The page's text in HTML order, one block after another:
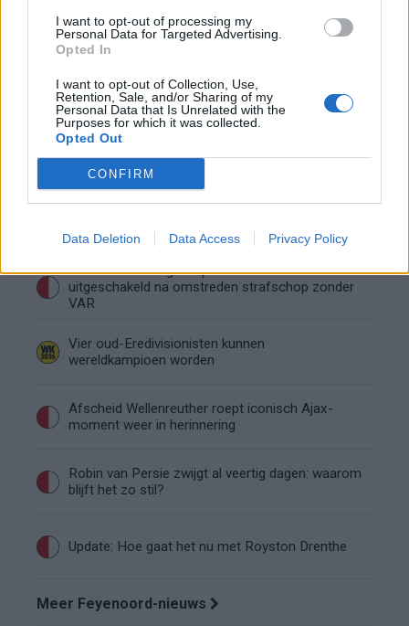
I want to opt-out of processing my
Personal Data for Targeted Advertising.
Opted In
I want to opt-out of Collection, Use,
Retention, Sale, and/or Sharing of my
Personal Data that Is Unrelated with the
Purposes for which it was collected.
Opted Out
CONFIRM
Data Deletion Data Access Privacy Policy
Been blikt terug op historische afstraffing: "Die
schaamte voel ik nog altijd"
Calvin Stengs opnieuw vader: bijzonder nieuws in
onzekere transferzomer
Feyenoord na storing met autocue
Wanneer is de loting voor de Champions
tegenstanders
Conference League-ophef: Hamrun
uitgeschakeld na omstreden strafschop zonder
VAR
Vier oud-Eredivisionisten kunnen
wereldkampioen worden
Afscheid Wellenreuther roept iconisch Ajax-
moment weer in herinnering
Robin van Persie zwijgt al veertig dagen: waarom
blijft het zo stil?
Update: Hoe gaat het nu met Royston Drenthe
Meer Feyenoord-nieuws